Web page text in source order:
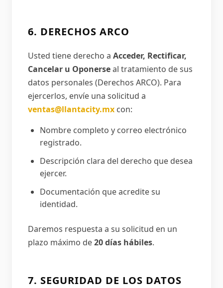
6. DERECHOS ARCO
Usted tiene derecho a Acceder, Rectificar,
Cancelar u Oponerseal tratamiento de sus
datos personales (Derechos ARCO). Para
ejercerlos, envíe una solicitud a
ventas@llantacity.mx con:
Nombre completo y correo electrónico
registrado.
Descripción clara del derecho que desea
ejercer.
Documentación que acredite su
identidad.
Daremos respuesta a su solicitud en un
plazo máximo de20 días hábiles.
7. SEGURIDAD DE LOS DATOS